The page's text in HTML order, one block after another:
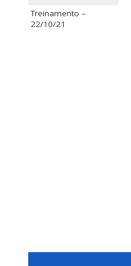
Treinamento –
22/10/21